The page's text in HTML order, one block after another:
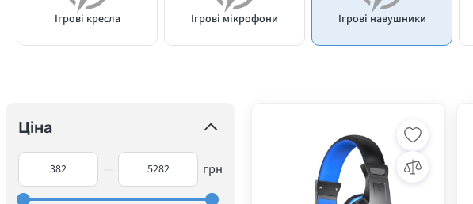
Ігрові кресла Ігрові мікрофони Ігрові навушники
Ціна
грн